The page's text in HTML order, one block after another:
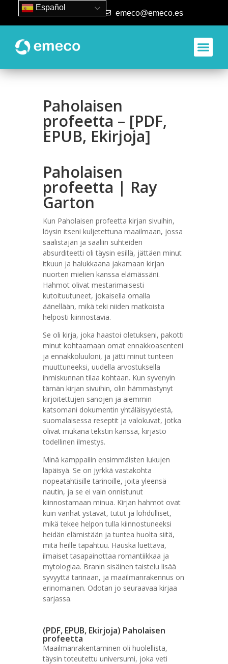
93 840 50 80 emeco@emeco.es
Paholaisen
profeetta – [PDF,
EPUB, Ekirjoja]
Paholaisen
profeetta | Ray
Garton
Kun Paholaisen profeetta kirjan sivuihin,
löysin itseni kuljetettuna maailmaan, jossa
saalistajan ja saaliin suhteiden
absurditeetti oli täysin esillä, jättäen minut
itkuun ja halukkaana jakamaan kirjan
nuorten mielien kanssa elämässäni.
Hahmot olivat mestarimaisesti
kutoituutuneet, jokaisella omalla
äänellään, mikä teki niiden matkoista
helposti kiinnostavia.
Se oli kirja, joka haastoi oletukseni, pakotti
minut kohtaamaan omat ennakkoasenteni
ja ennakkoluuloni, ja jätti minut tunteen
muuttuneeksi, uudella arvostuksella
ihmiskunnan tilaa kohtaan. Kun syvenyin
tämän kirjan sivuihin, olin hämmästynyt
kirjoitettujen sanojen ja aiemmin
katsomani dokumentin yhtäläisyydestä,
suomalaisessa reseptit ja valokuvat, jotka
olivat mukana tekstin kanssa, kirjasto
todellinen ilmestys.
Minä kamppailin ensimmäisten lukujen
läpäisyä. Se on jyrkkä vastakohta
nopeatahtisille tarinoille, joita yleensä
nautin, ja se ei vain onnistunut
kiinnostamaan minua. Kirjan hahmot ovat
kuin vanhat ystävät, tutut ja lohdulliset,
mikä tekee helpon tulla kiinnostuneeksi
heidän elämistään ja tuntea huolta siitä,
mitä heille tapahtuu. Hauska luettava,
ilmaiset tasapainottaa romantiikkaa ja
mytologiaa. Branin sisäinen taistelu lisää
syvyyttä tarinaan, ja maailmanrakennus on
erinomainen. Odotan jo seuraavaa kirjaa
sarjassa.
(PDF, EPUB, Ekirjoja) Paholaisen
profeetta
Maailmanrakentaminen oli huolellista,
täysin toteutettu universumi, joka veti
Español